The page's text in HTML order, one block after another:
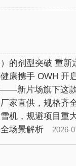
机，规避项目重
场景解析
2026-07-